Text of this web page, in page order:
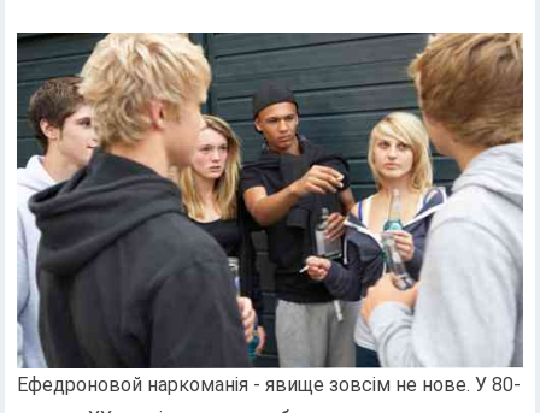
Ефедроновой наркоманія - явище зовсім не нове. У 80-